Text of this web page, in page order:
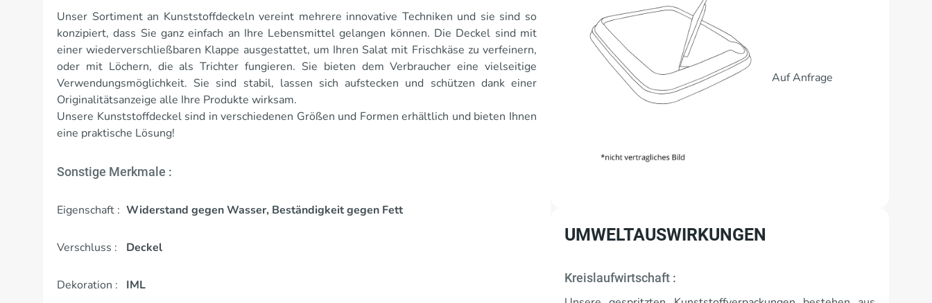
Unser Sortiment an Kunststoffdeckeln vereint mehrere innovative Techniken und sie sind so
konzipiert, dass Sie ganz einfach an Ihre Lebensmittel gelangen können. Die Deckel sind mit
einer wiederverschließbaren Klappe ausgestattet, um Ihren Salat mit Frischkäse zu verfeinern,
oder mit Löchern, die als Trichter fungieren. Sie bieten dem Verbraucher eine vielseitige
Verwendungsmöglichkeit. Sie sind stabil, lassen sich aufstecken und schützen dank einer
Originalitätsanzeige alle Ihre Produkte wirksam.
Unsere Kunststoffdeckel sind in verschiedenen Größen und Formen erhältlich und bieten Ihnen
eine praktische Lösung!
Sonstige Merkmale :
Eigenschaft : Widerstand gegen Wasser, Beständigkeit gegen Fett
Verschluss : Deckel
Dekoration : IML
Auf Anfrage
UMWELTAUSWIRKUNGEN
Kreislaufwirtschaft :